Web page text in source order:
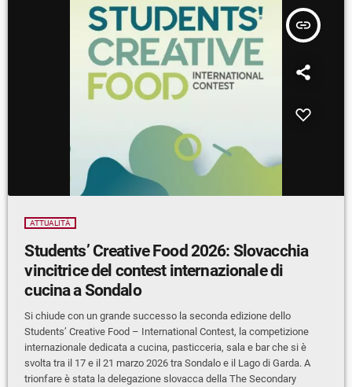
insert_link
ATTUALITÀ
Students’ Creative Food 2026: Slovacchia
vincitrice del contest internazionale di
cucina a Sondalo
Si chiude con un grande successo la seconda edizione dello
Students’ Creative Food – International Contest, la competizione
internazionale dedicata a cucina, pasticceria, sala e bar che si è
svolta tra il 17 e il 21 marzo 2026 tra Sondalo e il Lago di Garda. A
trionfare è stata la delegazione slovacca della The Secondary